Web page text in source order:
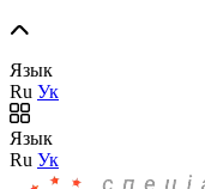
Язык
Ru Ук
Язык
Ru Ук